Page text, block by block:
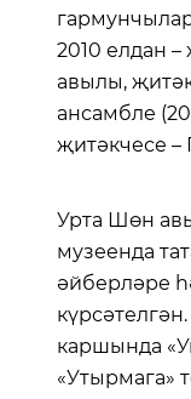
2010 елдан
авылы,
ансамбле
җитәкчесе –
Урта Шөн
музеенда
әйберләре
каршында
«Утырмага»